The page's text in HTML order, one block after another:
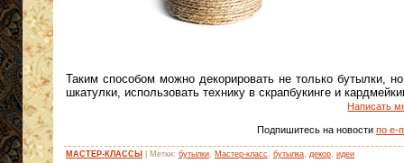
Таким способом можно декорировать не только бутылки,
шкатулки, использовать технику в скрапбукинге и
Написать
Подпишитесь на новости по e-
МАСТЕР-КЛАССЫ | Метки: бутылки, Мастер-класс бутылка, декор, идеи